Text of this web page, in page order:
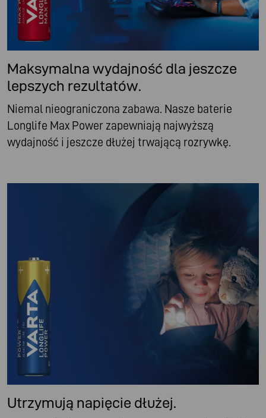
Maksymalna wydajność dla jeszcze
lepszych rezultatów.
Niemal nieograniczona zabawa. Nasze baterie
Longlife Max Power zapewniają najwyższą
wydajność i jeszcze dłużej trwającą rozrywkę.
Utrzymują napięcie dłużej.